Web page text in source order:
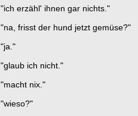
"ich erzähl' ihnen gar nichts."
"na, frisst der hund jetzt gemüse?"
"ja."
"glaub ich nicht."
"macht nix."
"wieso?"